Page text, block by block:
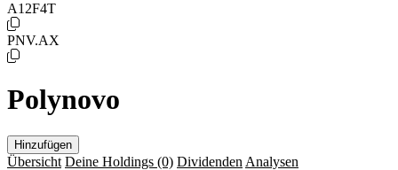
A12F4T
PNV.AX
Polynovo
Hinzufügen
Übersicht Deine Holdings (0) Dividenden Analysen